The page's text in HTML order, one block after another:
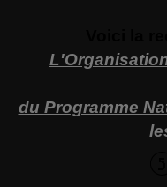
du Programme